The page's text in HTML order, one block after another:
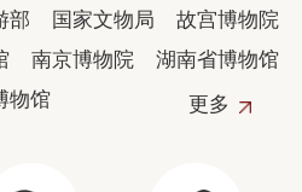
部 国家文物局
故宫博物院
南京博物院
湖南省博物馆
物馆
更多